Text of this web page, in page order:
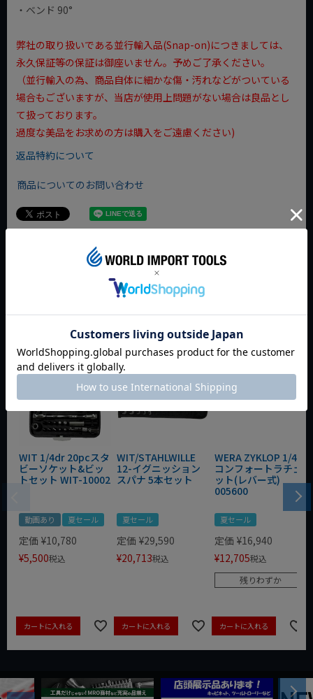
・ベンド 90°
弊社の取り扱いである並行輸入品(Snap-on)につきましては、
永久保証等の保証は御座いません。予めご了承ください。
（並行輸入の為、商品自体に細かな傷・汚れなどがついている
場合もございますが、当店が使用上問題がない場合は良品とし
て扱っております。
過度な美品をお求めの方は購入をご遠慮ください)
返品特約について
商品についてのお問い合わせ
今週のおすすめアイテム
WIT 1/4dr 20pcスタ
ビーソケット&ビッ
トセット WIT-10002
動画あり 夏セール
定価 ¥10,780
¥5,500税込
カートに入れる
WIT/STAHLWILLE
12-イグニッション
スパナ 5本セット
夏セール
定価 ¥29,590
¥20,713税込
カートに入れる
WERA ZYKLOP 1/4"
コンフォートラチェ
ット(レバー式)
005600
夏セール
定価 ¥16,940
¥12,705税込
残りわずか
カートに入れる
Next